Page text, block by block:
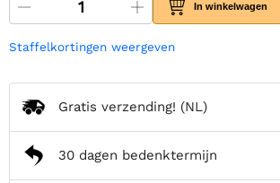
In winkelwagen
Staffelkortingen weergeven
Gratis verzending! (NL)
30 dagen bedenktermijn